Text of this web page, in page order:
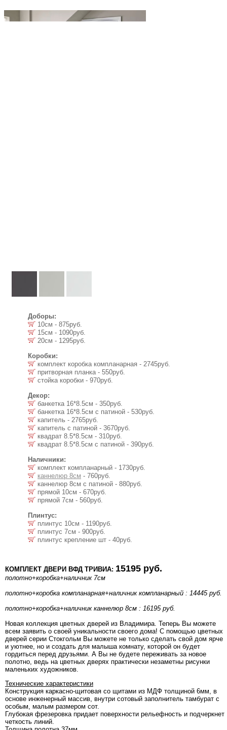
Доборы:
10см - 875руб.
15см - 1090руб.
20см - 1295руб.
Коробки:
комплект коробка компланарная - 2745руб.
притворная планка - 550руб.
стойка коробки - 970руб.
Декор:
банкетка 16*8.5см - 350руб.
банкетка 16*8.5см с патиной - 530руб.
капитель - 2765руб.
капитель с патиной - 3670руб.
квадрат 8.5*8.5см - 310руб.
квадрат 8.5*8.5см с патиной - 390руб.
Наличники:
комплект компланарный - 1730руб.
каннелюр 8см - 760руб.
каннелюр 8см с патиной - 880руб.
прямой 10см - 670руб.
прямой 7см - 560руб.
Плинтус:
плинтус 10см - 1190руб.
плинтус 7см - 900руб.
плинтус крепление шт - 40руб.
КОМПЛЕКТ ДВЕРИ ВФД ТРИВИА: 15195 руб.
полотно+коробка+наличник 7см
полотно+коробка компланарная+наличник компланарный : 14445 руб.
полотно+коробка+наличник каннелюр 8см : 16195 руб.
Новая коллекция цветных дверей из Владимира. Теперь Вы можете
всем заявить о своей уникальности своего дома! С помощью цветных
дверей серии Стокгольм Вы можете не только сделать свой дом ярче
и уютнее, но и создать для малыша комнату, которой он будет
гордиться перед друзьями. А Вы не будете переживать за новое
полотно, ведь на цветных дверях практически незаметны рисунки
маленьких художников.
Технические характеристики
Конструкция каркасно-щитовая со щитами из МДФ толщиной 6мм, в
основе инженерный массив, внутри сотовый заполнитель тамбурат с
особым, малым размером сот.
Глубокая фрезеровка придает поверхности рельефность и подчеркнет
четкость линий.